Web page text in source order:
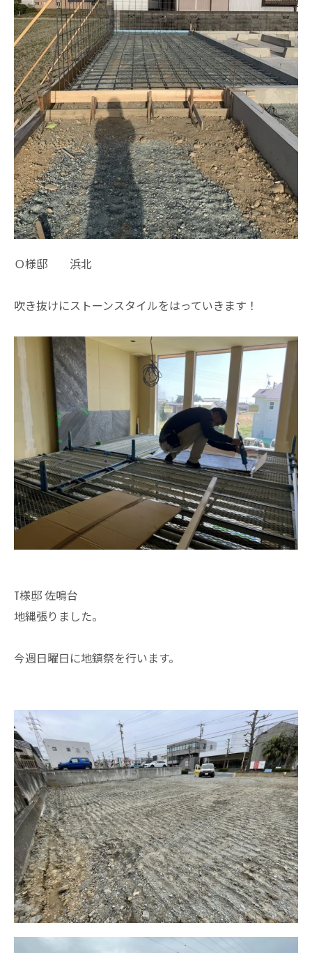
Ｏ様邸 浜北
吹き抜けにストーンスタイルをはっていきます！
T様邸 佐鳴台
地縄張りました。
今週日曜日に地鎮祭を行います。